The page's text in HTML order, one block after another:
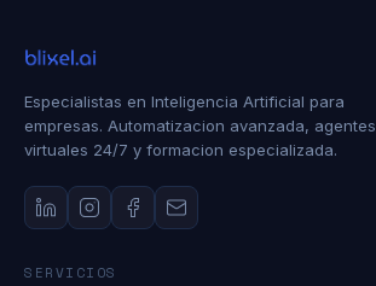
Especialistas en Inteligencia Artificial para
empresas. Automatizacion avanzada, agentes
virtuales 24/7 y formacion especializada.
SERVICIOS